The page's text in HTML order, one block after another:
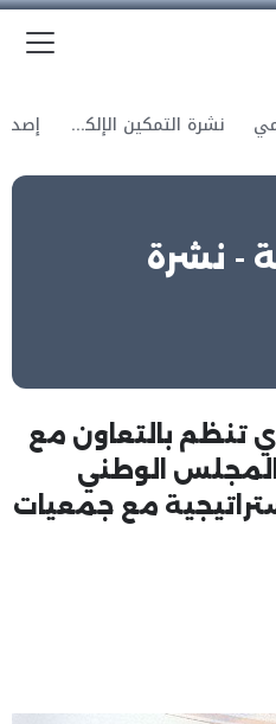
نشرة التمكين الإلكترونية
- نشرة
تنظم بالتعاون مع
المجلس الوطني
مع جمعيات